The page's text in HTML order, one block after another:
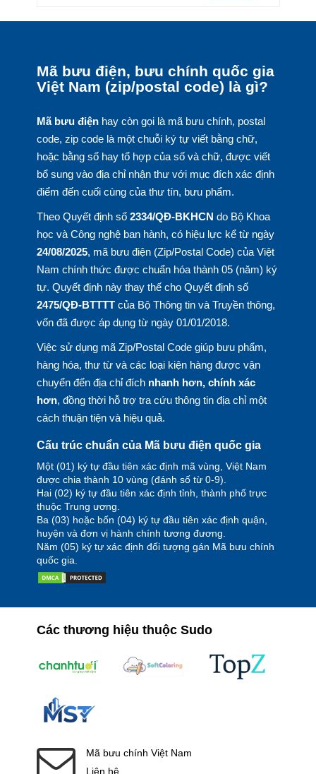
Mã bưu điện, bưu chính quốc gia
Việt Nam (zip/postal code) là gì?
Mã bưu điệnhay còn gọi là mã bưu chính, postal
code, zip code là một chuỗi ký tự viết bằng chữ,
hoặc bằng số hay tổ hợp của số và chữ, được viết
bổ sung vào địa chỉ nhận thư với mục đích xác định
điểm đến cuối cùng của thư tín, bưu phẩm.
Theo Quyết định số 2334/QĐ-BKHCN do Bộ Khoa
học và Công nghệ ban hành, có hiệu lực kể từ ngày
24/08/2025, mã bưu điện (Zip/Postal Code) của Việt
Nam chính thức được chuẩn hóa thành 05 (năm) ký
tự. Quyết định này thay thế cho Quyết định số
2475/QĐ-BTTTTcủa Bộ Thông tin và Truyền thông,
vốn đã được áp dụng từ ngày 01/01/2018.
Việc sử dụng mã Zip/Postal Code giúp bưu phẩm,
hàng hóa, thư từ và các loại kiện hàng được vận
chuyển đến địa chỉ đích nhanh hơn, chính xác
hơn, đồng thời hỗ trợ tra cứu thông tin địa chỉ một
cách thuận tiện và hiệu quả.
Cấu trúc chuẩn của Mã bưu điện quốc gia
Một (01) ký tự đầu tiên xác định mã vùng, Việt Nam
được chia thành 10 vùng (đánh số từ 0-9).
Hai (02) ký tự đầu tiên xác định tỉnh, thành phố trực
thuộc Trung ương.
Ba (03) hoặc bốn (04) ký tự đầu tiên xác định quận,
huyện và đơn vị hành chính tương đương.
Năm (05) ký tự xác định đối tượng gán Mã bưu chính
quốc gia.
Các thương hiệu thuộc Sudo
Mã bưu chính Việt Nam
Liên hệ